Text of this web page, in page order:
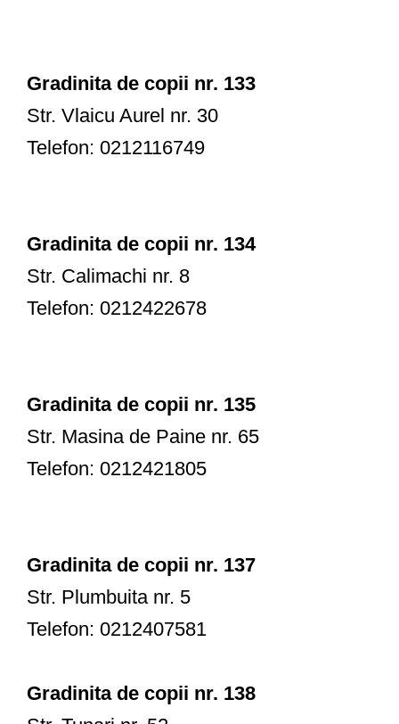
Gradinita de copii nr. 133
Str. Vlaicu Aurel nr. 30
Telefon: 0212116749
Gradinita de copii nr. 134
Str. Calimachi nr. 8
Telefon: 0212422678
Gradinita de copii nr. 135
Str. Masina de Paine nr. 65
Telefon: 0212421805
Gradinita de copii nr. 137
Str. Plumbuita nr. 5
Telefon: 0212407581
Gradinita de copii nr. 138